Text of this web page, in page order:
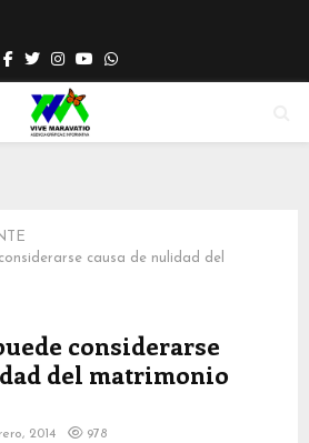
Facebook
TwitterInstagram
YoutubeWhatsapp
causa de nulidad del
considerarse
del matrimonio
2014 978